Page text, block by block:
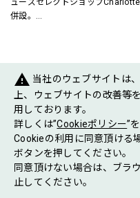
ショップ
案内
フロア
マップ
Victoria Golf／029-868-7162
ューズセレクトショップ
併設。
warning 当社のウェブサイトは
上、ウェブサイトの改善等
用しております。
詳しくは”Cookieポリシー”
Cookieの利用に同意頂ける
ボタンを押してください。
同意頂けない場合は、ブラ
止してください。